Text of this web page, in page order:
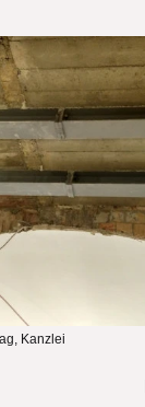
Kanzlei